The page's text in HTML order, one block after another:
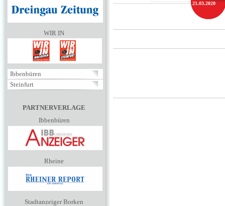
WIR IN
Ibbenbüren
Steinfurt
PARTNERVERLAGE
Ibbenbüren
Rheine
Stadtanzeiger Borken
21.03.2020